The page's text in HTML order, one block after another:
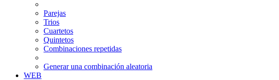
Parejas
Trios
Cuartetos
Quintetos
Combinaciones repetidas
Generar una combinación aleatoria
WEB